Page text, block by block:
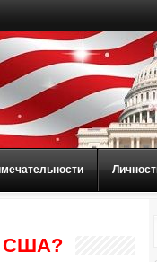
США?